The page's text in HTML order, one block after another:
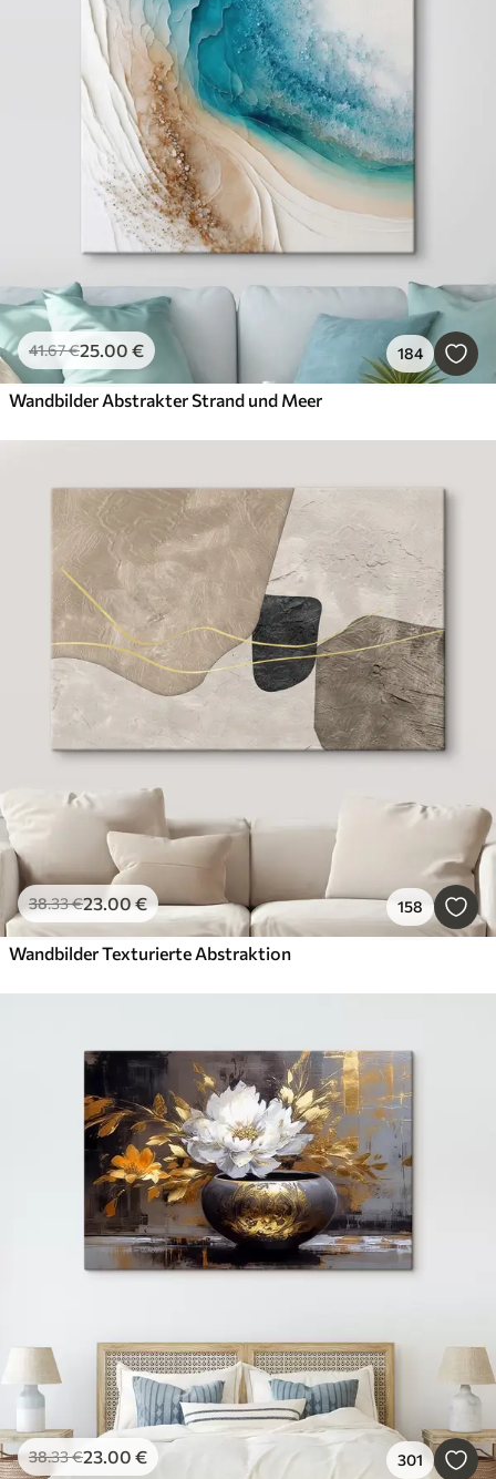
41.67€25.00 € 184
Wandbilder Abstrakter Strand und Meer
38.33€23.00€ 158
Wandbilder Texturierte Abstraktion
38.33€23.00 € 301